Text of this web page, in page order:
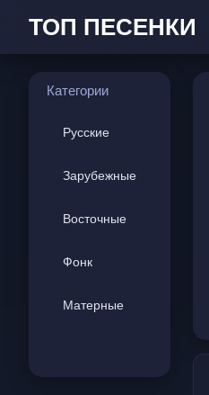
ТОП ПЕСЕНКИ
Категории
Русские
Зарубежные
Восточные
Фонк
Матерные